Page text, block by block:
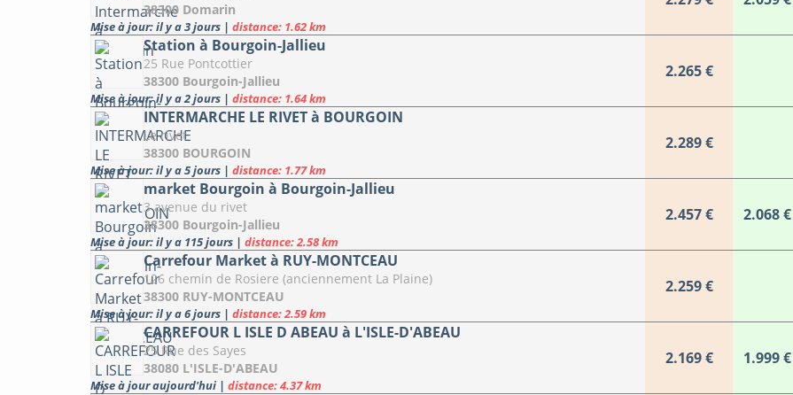
38300 Domarin
Mise à jour: il y a 3 jours | distance: 1.62 km
Station à Bourgoin-Jallieu
25 Rue Pontcottier
38300 Bourgoin-Jallieu
Mise à jour: il y a 2 jours | distance: 1.64 km
2.265 €
INTERMARCHE LE RIVET à BOURGOIN
Le rivet
38300 BOURGOIN
Mise à jour: il y a 5 jours | distance: 1.77 km
2.289 €
market Bourgoin à Bourgoin-Jallieu
3 avenue du rivet
38300 Bourgoin-Jallieu
Mise à jour: il y a 115 jours | distance: 2.58 km
2.457 € 2.068 €
Carrefour Market à RUY-MONTCEAU
126 chemin de Rosiere (anciennement La Plaine)
38300 RUY-MONTCEAU
Mise à jour: il y a 6 jours | distance: 2.59 km
2.259 €
CARREFOUR L ISLE D ABEAU à L'ISLE-D'ABEAU
25 Rue des Sayes
38080 L'ISLE-D'ABEAU
Mise à jour aujourd'hui | distance: 4.37 km
2.169 € 1.999 €